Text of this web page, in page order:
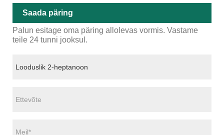
Saada päring
Palun esitage oma päring allolevas vormis. Vastame
teile 24 tunni jooksul.